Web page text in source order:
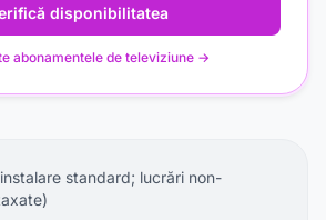
disponibilitatea
abonamentele de televiziune →
standard; lucrări non-